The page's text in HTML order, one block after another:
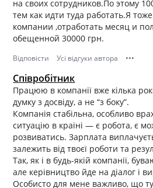
на своих сотрудников.По этому
тем как идти туда работать.Я
компании ,отработать месяц и
обещенной 30000 грн.
Відповісти Усі відгуки автора •••
Співробітник
Працюю в компанії вже кілька
думку з досвіду, а не “з боку”.
Компанія стабільна, особливо
ситуацію в країні — є робота, є
розвиватись. Зарплата
залежить від твоєї роботи та
Так, як і в будь-якій компанії,
але керівництво йде на діалог і
Особисто для мене важливо, що